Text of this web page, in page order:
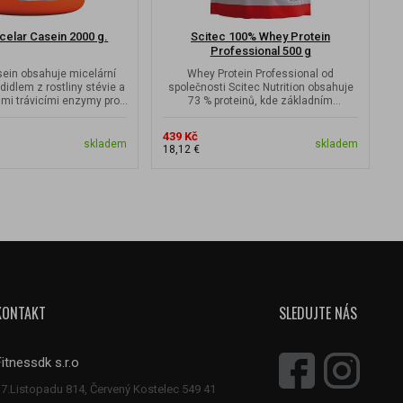
Casein 2000 g.
obsahuje micelární
z rostliny stévie a
trávicími enzymy pro...
skladem
Scitec 100% Whey Protein
Professional 500 g
Whey Protein Professional od
společnosti Scitec Nutrition obsahuje
73 % proteinů, kde základním
439 Kč
18,12 € skladem
s.r.o
SLEDUJTE NÁS